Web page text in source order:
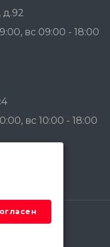
д.92
вс 09:00 - 18:00
вс 10:00 - 18:00